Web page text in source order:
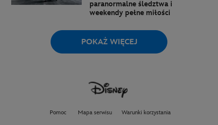
paranormalne śledztwa i
weekendy pełne miłości
POKAŻ WIĘCEJ
Pomoc Mapa serwisu Warunki korzystania